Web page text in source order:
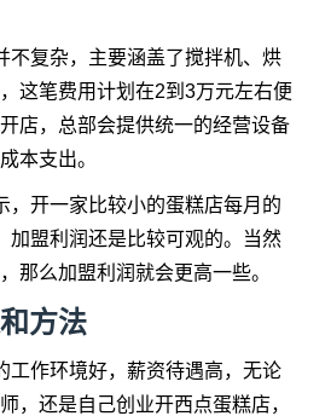
不复杂，主要涵盖了搅拌机、烘
这笔费用计划在2到3万元左右便
店，总部会提供统一的经营设备
本支出。
，开一家比较小的蛋糕店每月的
加盟利润还是比较可观的。当然
那么加盟利润就会更高一些。
方法
工作环境好，薪资待遇高，无论
，还是自己创业开西点蛋糕店，